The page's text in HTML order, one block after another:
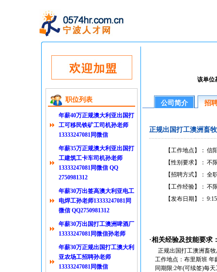
职位列表
年薪40万正规澳大利亚出国打
工可移民铁矿工司机孙老师
13333247081同微信
年薪35万正规澳大利亚出国打
工建筑工卡车司机孙老师
13333247081同微信 QQ
2750981312
年薪30万出签高澳大利亚电工
电焊工孙老师13333247081同
微信 QQ2750981312
年薪30万出国打工澳洲啤酒厂
13333247081同微信孙老师
年薪30万正规出国打工澳大利
亚农场工招聘孙老师
13333247081同微信
该单位
公司简介 招
正规出国打工澳洲畜牧
【工作地点】： 信
【性别要求】： 不
【招聘方式】： 全
【工作经验】： 不
【发布日期】：
·相关经验及技能要求
正规出国打工澳洲畜牧
工作地点：布里斯班 年
同期限:2年(可续签)每